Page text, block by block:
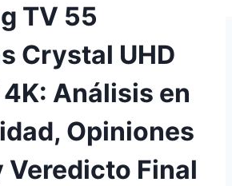
TV 55
Crystal UHD
Análisis en
Opiniones
Veredicto Final